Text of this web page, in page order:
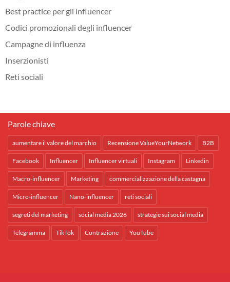
Best practice per gli influencer
Codici promozionali degli influencer
Campagne di influenza
Inserzionisti
Reti sociali
Parole chiave
aumentare il valore del marchio Recensione ValueYourNetwork B2B
Facebook Influencer Influencer virtuali Instagram Linkedin
Macro-influencer Marketing commercializzazione della castagna
Micro-influencer Nano-influencer reti sociali
segreti del marketing social media 2026 strategie sui social media
Telegramma TikTok Contrazione YouTube